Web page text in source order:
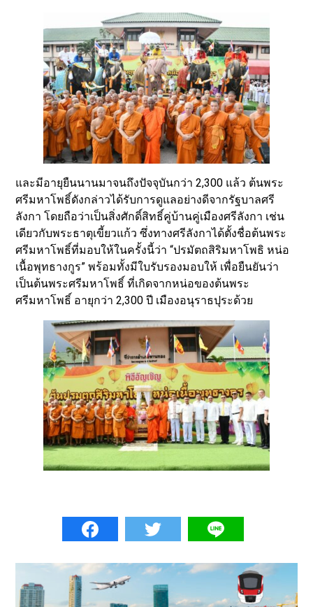
และมีอายุยืนนานมาจนถึงปัจจุบันกว่า 2,300 แล้ว ต้นพระ
ศรีมหาโพธิ์ดังกล่าวได้รับการดูแลอย่างดีจากรัฐบาลศรี
ลังกา โดยถือว่าเป็นสิ่งศักดิ์สิทธิ์คู่บ้านคู่เมืองศรีลังกา เช่น
เดียวกับพระธาตุเขี้ยวแก้ว ซึ่งทางศรีลังกาได้ตั้งชื่อต้นพระ
ศรีมหาโพธิ์ที่มอบให้ในครั้งนี้ว่า “ปรมัตถสิริมหาโพธิ หน่อ
เนื้อพุทธางกูร” พร้อมทั้งมีใบรับรองมอบให้ เพื่อยืนยันว่า
เป็นต้นพระศรีมหาโพธิ์ ที่เกิดจากหน่อของต้นพระ
ศรีมหาโพธิ์ อายุกว่า 2,300 ปี เมืองอนุราธปุระด้วย